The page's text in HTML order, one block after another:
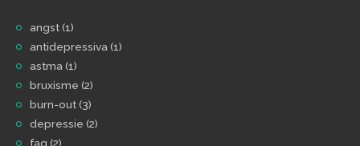
angst(1)
antidepressiva (1)
astma (1)
bruxisme (2)
burn-out(3)
depressie (2)
faq (2)